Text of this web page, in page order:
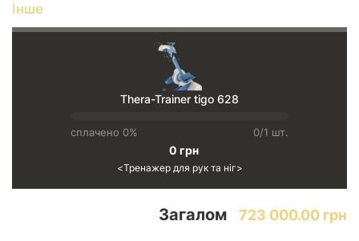
Інше
Thera-Trainer tigo 628
сплачено 0% 0/1 шт.
0 грн
Тренажер для рук та ніг
Загалом 723 000.00 грн